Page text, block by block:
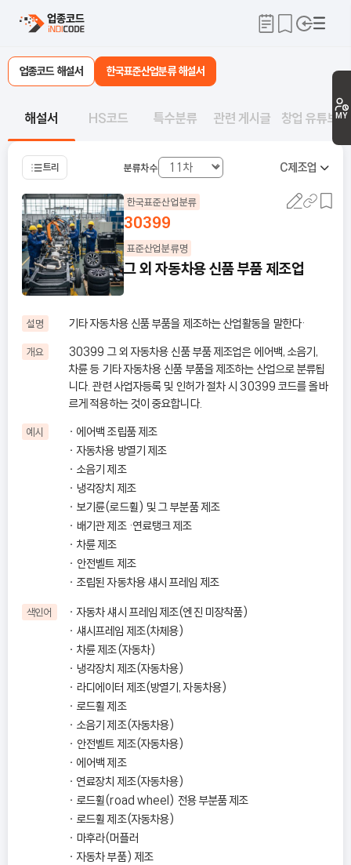
MY
업종코드 해설서 한국표준산업분류 해설서
해설서 HS코드 특수분류 관련 게시글 창업 유튜브
트리 분류차수 C제조업
한국표준산업분류
30399
표준산업분류명
그 외 자동차용 신품 부품 제조업
설명 기타 자동차용 신품 부품을 제조하는 산업활동을 말한다·
개요
30399 그 외 자동차용 신품 부품 제조업은 에어백, 소음기,
차륜 등 기타 자동차용 신품 부품을 제조하는 산업으로 분류됩
니다. 관련 사업자등록 및 인허가 절차 시 30399 코드를 올바
르게 적용하는 것이 중요합니다.
예시
에어백 조립품 제조
자동차용 방열기 제조
소음기 제조
냉각장치 제조
보기륜(로드휠) 및 그 부분품 제조
배기관 제조 ·연료탱크 제조
차륜 제조
안전벨트 제조
조립된 자동차용 섀시 프레임 제조
색인어
자동차 섀시 프레임 제조(엔진 미장착품)
섀시프레임 제조(차체용)
차륜 제조(자동차)
냉각장치 제조(자동차용)
라디에이터 제조(방열기, 자동차용)
로드휠 제조
소음기 제조(자동차용)
안전벨트 제조(자동차용)
에어백 제조
연료장치 제조(자동차용)
로드휠(road wheel) 전용 부분품 제조
로드휠 제조(자동차용)
마후라(머플러
자동차 부품) 제조